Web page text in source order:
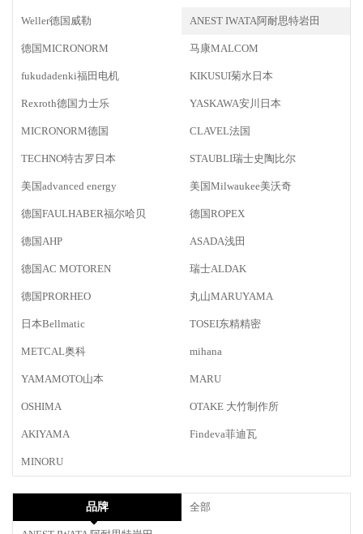
Weller德国威勒 ANEST IWATA阿耐思特岩田
德国MICRONORM 马康MALCOM
fukudadenki福田电机 KIKUSUI菊水日本
Rexroth德国力士乐 YASKAWA安川日本
MICRONORM德国 CLAVEL法国
TECHNO特古罗日本 STAUBLI瑞士史陶比尔
美国advanced energy 美国Milwaukee美沃奇
德国FAULHABER福尔哈贝 德国ROPEX
德国AHP ASADA浅田
德国AC MOTOREN 瑞士ALDAK
德国PRORHEO 丸山MARUYAMA
日本Bellmatic TOSEI东精精密
METCAL奥科 mihana
YAMAMOTO山本 MARU
OSHIMA OTAKE 大竹制作所
AKIYAMA Findeva菲迪瓦
MINORU
品牌 全部